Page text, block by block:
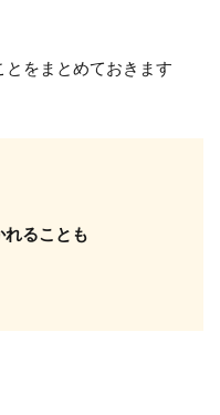
をまとめておきます
ることも